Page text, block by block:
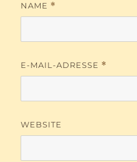
NAME *
E-MAIL-ADRESSE *
WEBSITE